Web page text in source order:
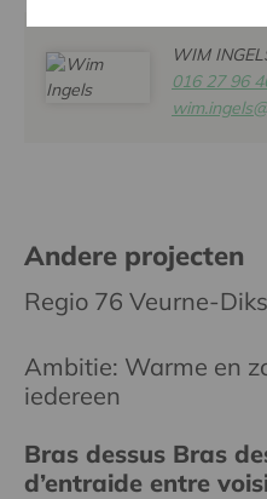
WIM
016 27 96
Andere projecten
Regio 76 Veurne-
Ambitie: Warme en
iedereen
Bras dessus Bras
d’entraide entre